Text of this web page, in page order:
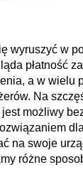
wyruszyć w
płatność
a w wielu
Na
jest możliwy
na swoje
różne